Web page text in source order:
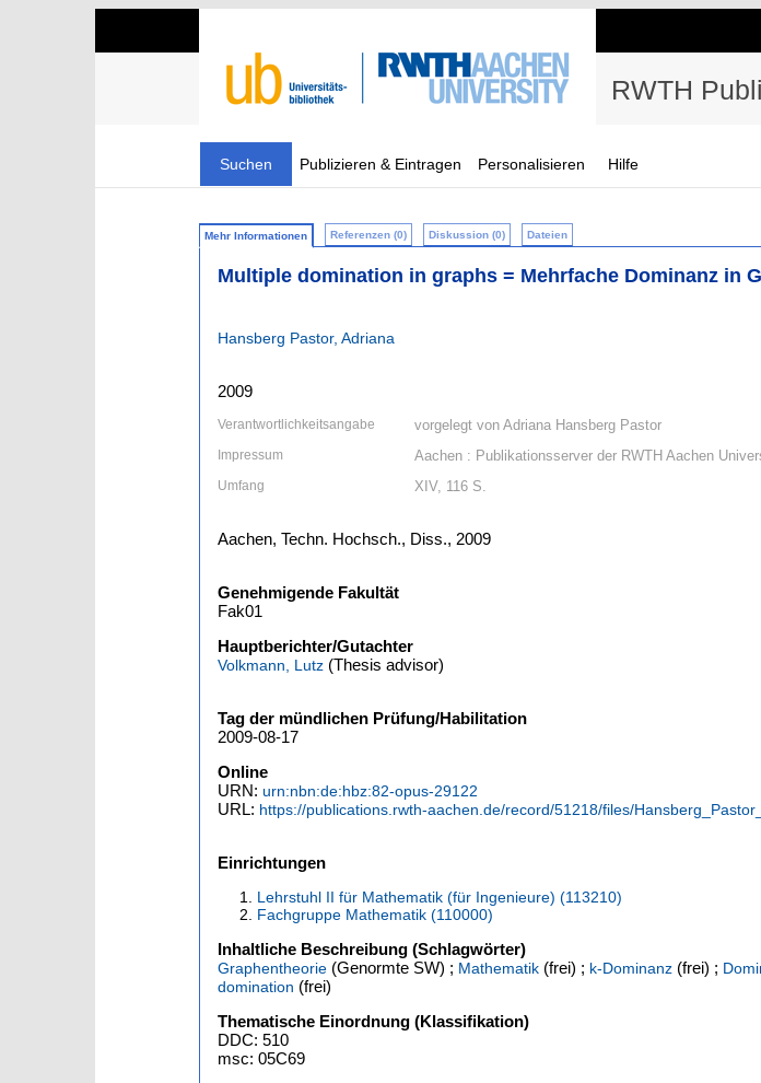
RWTH
Suchen Publizieren & Eintragen Personalisieren Hilfe
Mehr Informationen Referenzen (0) Diskussion (0) Dateien
Multiple domination in graphs = Mehrfache Dominanz in
Hansberg Pastor, Adriana
2009
Verantwortlichkeitsangabe vorgelegt von Adriana Hansberg Pastor
Impressum Aachen : Publikationsserver der RWTH Aachen
Umfang XIV, 116 S.
Aachen, Techn. Hochsch., Diss., 2009
Genehmigende Fakultät
Fak01
Hauptberichter/Gutachter
Volkmann, Lutz (Thesis advisor)
Tag der mündlichen Prüfung/Habilitation
2009-08-17
Online
URN: urn:nbn:de:hbz:82-opus-29122
URL: https://publications.rwth-aachen.de/record/51218/files/
Einrichtungen
Lehrstuhl II für Mathematik (für Ingenieure) (113210)
Fachgruppe Mathematik (110000)
Inhaltliche Beschreibung (Schlagwörter)
Graphentheorie (Genormte SW) ; Mathematik (frei) ; k-Dominanz (frei) ;
domination (frei)
Thematische Einordnung (Klassifikation)
DDC: 510
msc: 05C69